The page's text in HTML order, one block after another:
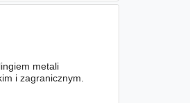
metali
i zagranicznym.